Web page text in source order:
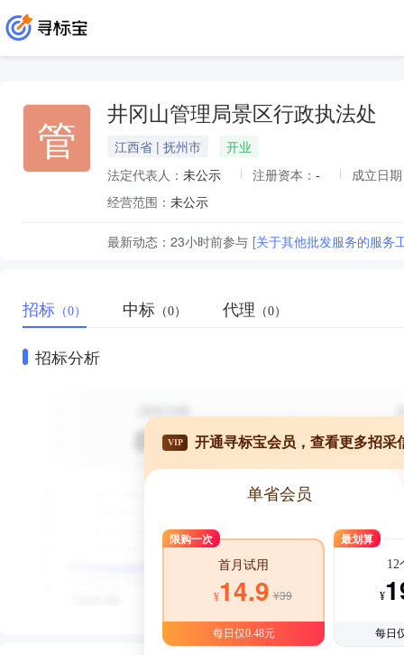
管 井冈山管理局景区行政执法处
江西省 | 抚州市
开业
法定代表人： 未公示 注册资本： -
成立日
经营范围： 未公示
最新动态： 23小时前参与 [关于其他批发服务的服务
招标 （0） 中标 （0） 代理 （0）
招标分析
VIP 开通寻标宝会员，查看更多招采
单省会员
限购一次
首月试用
¥14.9 ¥39
每日仅0.48元
最划算
12
¥
每日